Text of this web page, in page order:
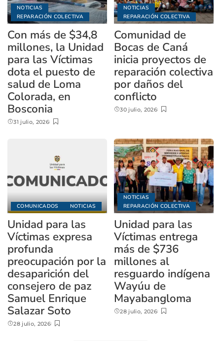
NOTICIAS
REPARACIÓN COLECTIVA
Con más de $34,8
millones, la Unidad
para las Víctimas
dota el puesto de
salud de Loma
Colorada, en
Bosconia
31 julio, 2026
NOTICIAS
REPARACIÓN COLECTIVA
Comunidad de
Bocas de Caná
inicia proyectos de
reparación colectiva
por daños del
conflicto
30 julio, 2026
COMUNICADOS NOTICIAS
Unidad para las
Víctimas expresa
profunda
preocupación por la
desaparición del
consejero de paz
Samuel Enrique
Salazar Soto
28 julio, 2026
NOTICIAS
REPARACIÓN COLECTIVA
Unidad para las
Víctimas entrega
más de $736
millones al
resguardo indígena
Wayúu de
Mayabangloma
28 julio, 2026